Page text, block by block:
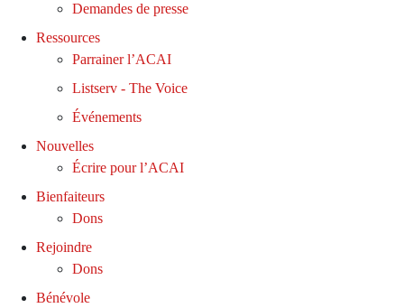
Demandes de presse
Ressources
Parrainer l’ACAI
Listserv - The Voice
Événements
Nouvelles
Écrire pour l’ACAI
Bienfaiteurs
Dons
Rejoindre
Dons
Bénévole